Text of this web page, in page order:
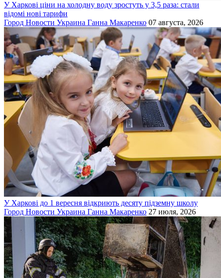
У Харкові ціни на холодну воду зростуть у 3,5 раза: стали
відомі нові тарифи
Город Новости Украина Ганна Макаренко 07 августа, 2026
У Харкові до 1 вересня відкриють десяту підземну школу
Город Новости Украина Ганна Макаренко 27 июля, 2026